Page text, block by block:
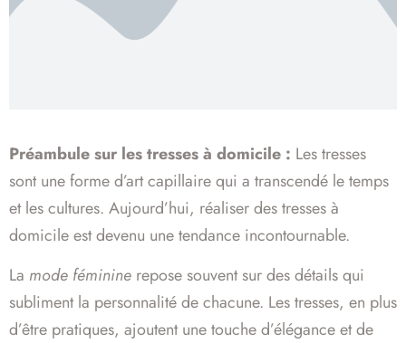
Préambule sur les tresses à domicile : Les tresses
sont une forme d’art capillaire qui a transcendé le temps
et les cultures. Aujourd’hui, réaliser des tresses à
domicile est devenu une tendance incontournable.
La mode féminine repose souvent sur des détails qui
subliment la personnalité de chacune. Les tresses, en plus
d’être pratiques, ajoutent une touche d’élégance et de